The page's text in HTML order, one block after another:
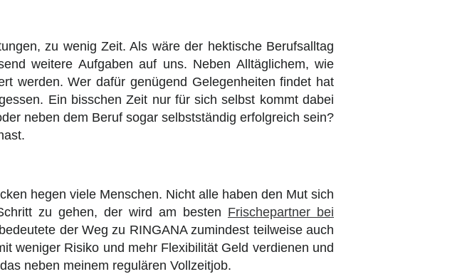
zu wenig Zeit. Als wäre der hektische Berufsalltag
weitere Aufgaben auf uns. Neben Alltäglichem, wie
werden. Wer dafür genügend Gelegenheiten findet hat
Ein bisschen Zeit nur für sich selbst kommt dabei
neben dem Beruf sogar selbstständig erfolgreich sein?
hegen viele Menschen. Nicht alle haben den Mut sich
zu gehen, der wird am besten Frischepartner bei
der Weg zu RINGANA zumindest teilweise auch
weniger Risiko und mehr Flexibilität Geld verdienen und
neben meinem regulären Vollzeitjob.